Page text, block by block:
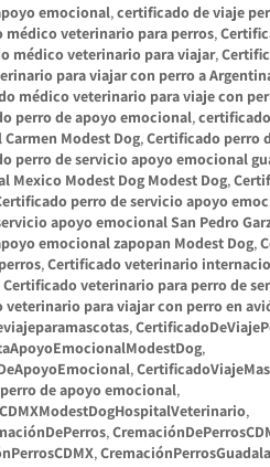
emocional, certificado de viaje
médico veterinario para perros,
médico veterinario para viajar,
para viajar con perro a
médico veterinario para viaje con
perro de apoyo emocional,
Modest Dog, Certificado perro
perro de servicio apoyo emocional
Mexico Modest Dog Modest Dog,
perro de servicio apoyo
apoyo emocional San Pedro
emocional zapopan Modest Dog,
, Certificado veterinario
Certificado veterinario para perro de
veterinario para viajar con perro en
,
,
,
de apoyo emocional,
,
,
,